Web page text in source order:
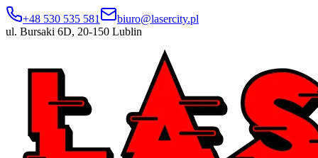
+48 530 535 581
biuro@lasercity.pl
ul. Bursaki 6D, 20-150 Lublin